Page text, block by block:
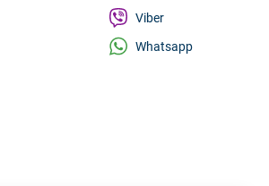
Viber
Whatsapp